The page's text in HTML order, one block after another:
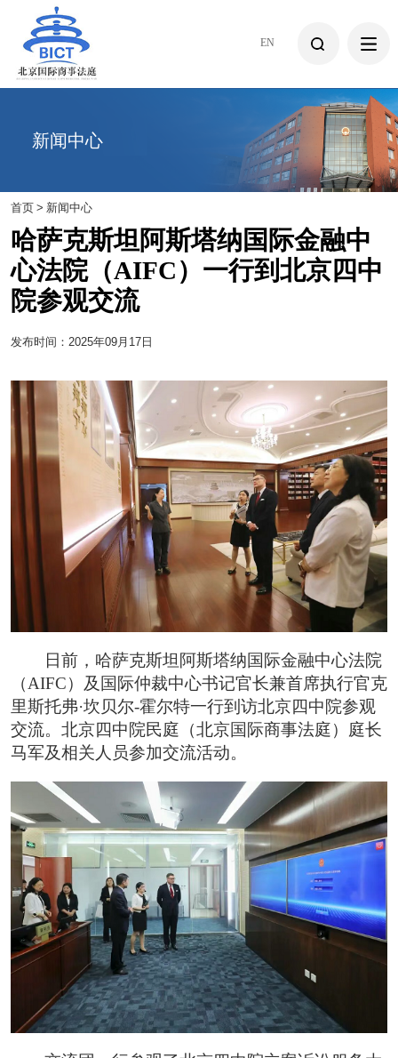
EN
新闻中心
首页 > 新闻中心
哈萨克斯坦阿斯塔纳国际金融中
心法院（AIFC）一行到北京四中
院参观交流
发布时间：2025年09月17日
日前，哈萨克斯坦阿斯塔纳国际金融中心法院
（AIFC）及国际仲裁中心书记官长兼首席执行官克
里斯托弗·坎贝尔-霍尔特一行到访北京四中院参观
交流。北京四中院民庭（北京国际商事法庭）庭长
马军及相关人员参加交流活动。